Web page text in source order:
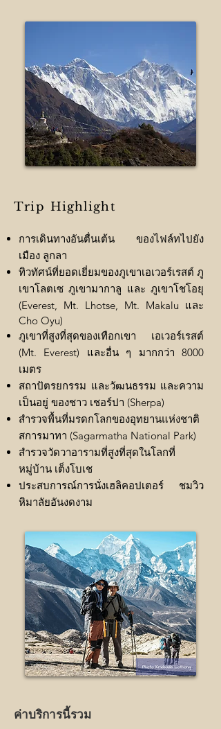
Trip Highlight
การเดินทางอันตื่นเต้น ของไฟล์ทไปยัง
เมือง ลูกลา
ทิวทัศน์ที่ยอดเยี่ยมของภูเขาเอเวอร์เรสต์ ภู
เขาโลตเซ ภูเขามากาลู และ ภูเขาโชโอยุ
(Everest, Mt. Lhotse, Mt. Makalu และ
Cho Oyu)
ภูเขาที่สูงที่สุดของเทือกเขา เอเวอร์เรสต์
(Mt. Everest) และอื่น ๆ มากกว่า 8000
เมตร
สถาปัตรยกรรม และวัฒนธรรม และความ
เป็นอยู่ ของชาว เชอร์ปา (Sherpa)
สำรวจพื้นที่มรดกโลกของอุทยานแห่งชาติ
สการมาทา (Sagarmatha National Park)
สำรวจวัดวาอารามที่สูงที่สุดในโลกที่
หมู่บ้าน เต็งโบเช
ประสบการณ์การนั่งเฮลิคอปเตอร์ ชมวิว
หิมาลัยอันงดงาม
ค่าบริการนี้รวม